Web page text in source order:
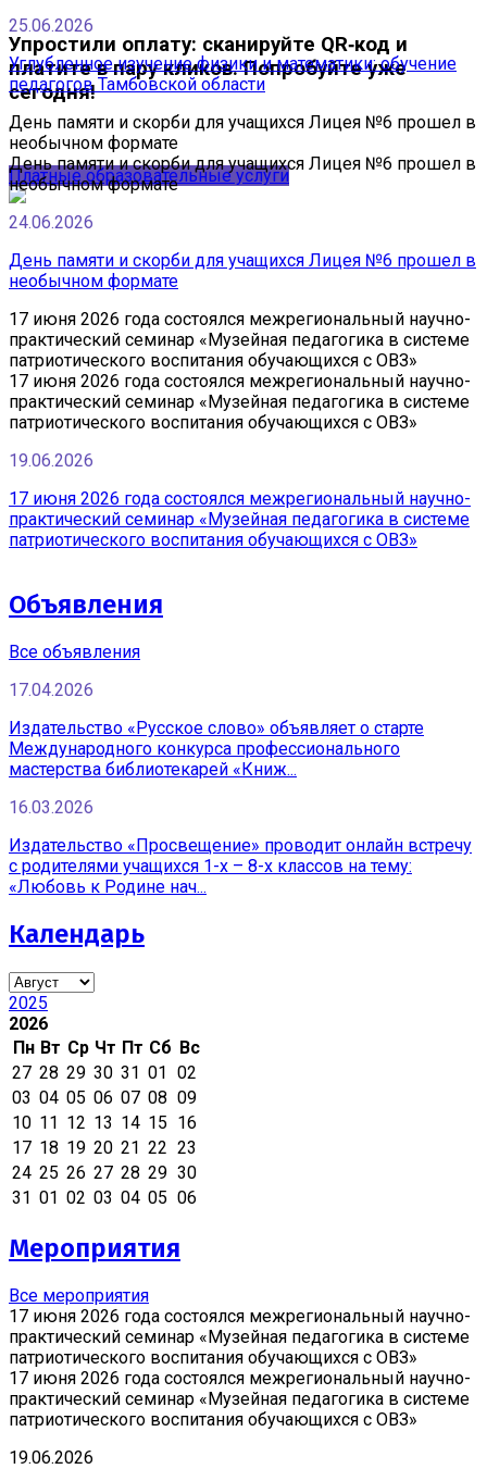
Упростили оплату: сканируйте QR‑код и
платите в пару кликов. Попробуйте уже
сегодня!
Платные образовательные услуги
25.06.2026
Углубленное изучение физики и математики: обучение
педагогов Тамбовской области
День памяти и скорби для учащихся Лицея №6 прошел в
необычном формате
День памяти и скорби для учащихся Лицея №6 прошел в
необычном формате
24.06.2026
День памяти и скорби для учащихся Лицея №6 прошел в
необычном формате
17 июня 2026 года состоялся межрегиональный научно-
практический семинар «Музейная педагогика в системе
патриотического воспитания обучающихся с ОВЗ»
17 июня 2026 года состоялся межрегиональный научно-
практический семинар «Музейная педагогика в системе
патриотического воспитания обучающихся с ОВЗ»
19.06.2026
17 июня 2026 года состоялся межрегиональный научно-
практический семинар «Музейная педагогика в системе
патриотического воспитания обучающихся с ОВЗ»
Объявления
Все объявления
17.04.2026
Издательство «Русское слово» объявляет о старте
Международного конкурса профессионального
мастерства библиотекарей «Книж...
16.03.2026
Издательство «Просвещение» проводит онлайн встречу
с родителями учащихся 1-х – 8-х классов на тему:
«Любовь к Родине нач...
Календарь
2025
2026
Пн Вт Ср Чт Пт Сб Вс
27 28 29 30 31 01 02
03 04 05 06 07 08 09
10 11 12 13 14 15 16
17 18 19 20 21 22 23
24 25 26 27 28 29 30
31 01 02 03 04 05 06
Мероприятия
Все мероприятия
17 июня 2026 года состоялся межрегиональный научно-
практический семинар «Музейная педагогика в системе
патриотического воспитания обучающихся с ОВЗ»
17 июня 2026 года состоялся межрегиональный научно-
практический семинар «Музейная педагогика в системе
патриотического воспитания обучающихся с ОВЗ»
19.06.2026